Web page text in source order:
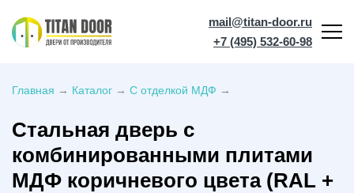
mail@titan-door.ru
+7 (495) 532-60-98
Главная → Каталог → С отделкой МДФ →
Стальная дверь с
комбинированными плитами
МДФ коричневого цвета (RAL +